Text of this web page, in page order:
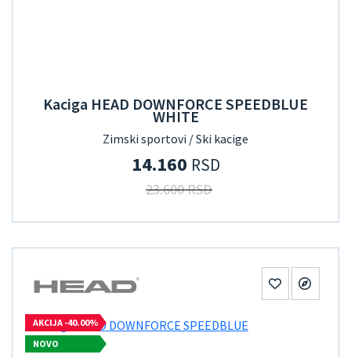
Kaciga HEAD DOWNFORCE SPEEDBLUE
WHITE
Zimski sportovi / Ski kacige
14.160 RSD
23.600 RSD
AKCIJA -40.00%
NOVO